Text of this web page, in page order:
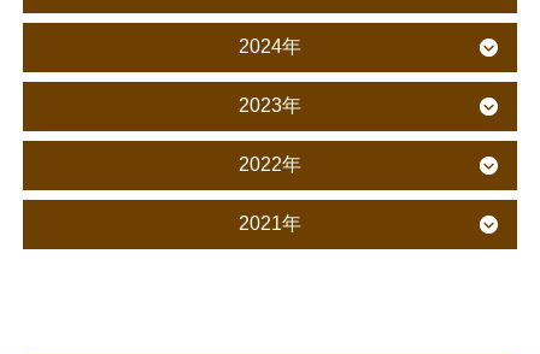
2024年
2023年
2022年
2021年